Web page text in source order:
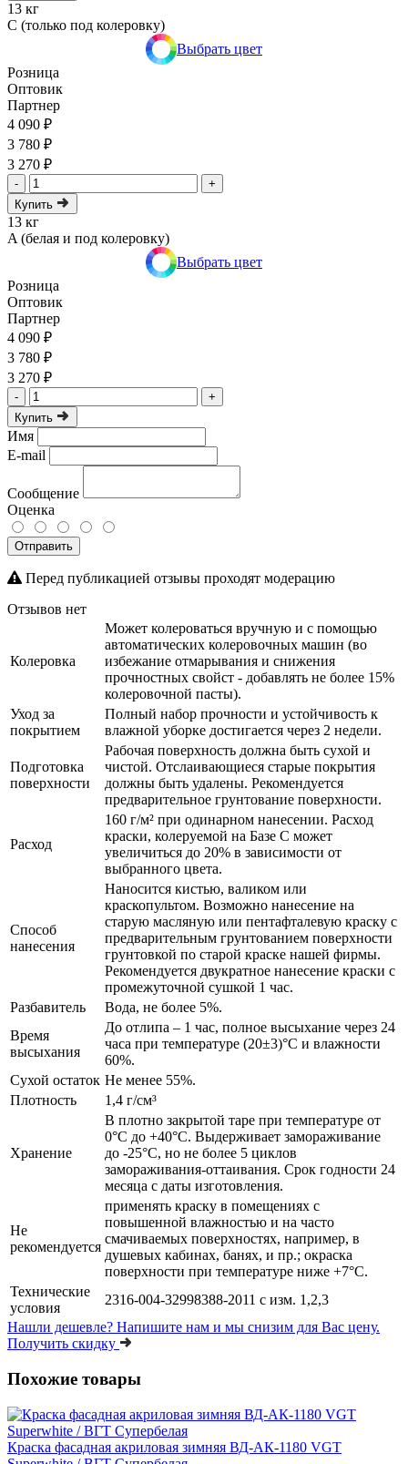
13 кг
C (только под колеровку)
Выбрать цвет
Розница
Оптовик
Партнер
4 090 ₽
3 780 ₽
3 270 ₽
-
+
Купить
13 кг
A (белая и под колеровку)
Выбрать цвет
Розница
Оптовик
Партнер
4 090 ₽
3 780 ₽
3 270 ₽
-
+
Купить
Имя
E-mail
Сообщение
Оценка
Отправить
Перед публикацией отзывы проходят модерацию
Отзывов нет
Колеровка
Может колероваться вручную и с помощью
автоматических колеровочных машин (во
избежание отмарывания и снижения
прочностных свойст - добавлять не более 15%
колеровочной пасты).
Уход за
покрытием
Полный набор прочности и устойчивость к
влажной уборке достигается через 2 недели.
Подготовка
поверхности
Рабочая поверхность должна быть сухой и
чистой. Отслаивающиеся старые покрытия
должны быть удалены. Рекомендуется
предварительное грунтование поверхности.
Расход
160 г/м² при одинарном нанесении. Расход
краски, колеруемой на Базе С может
увеличиться до 20% в зависимости от
выбранного цвета.
Способ
нанесения
Наносится кистью, валиком или
краскопультом. Возможно нанесение на
старую масляную или пентафталевую краску с
предварительным грунтованием поверхности
грунтовкой по старой краске нашей фирмы.
Рекомендуется двукратное нанесение краски с
промежуточной сушкой 1 час.
Разбавитель
Вода, не более 5%.
Время
высыхания
До отлипа – 1 час, полное высыхание через 24
часа при температуре (20±3)°С и влажности
60%.
Сухой остаток Не менее 55%.
Плотность
1,4 г/см³
Хранение
В плотно закрытой таре при температуре от
0°С до +40°С. Выдерживает замораживание
до -25°С, но не более 5 циклов
замораживания-оттаивания. Срок годности 24
месяца с даты изготовления.
Не
рекомендуется
применять краску в помещениях с
повышенной влажностью и на часто
смачиваемых поверхностях, например, в
душевых кабинах, банях, и пр.; окраска
поверхности при температуре ниже +7°С.
Технические
условия
2316-004-32998388-2011 с изм. 1,2,3
Нашли дешевле? Напишите нам и мы снизим для Вас цену.
Получить скидку
Похожие товары
Краска фасадная акриловая зимняя ВД-АК-1180 VGT